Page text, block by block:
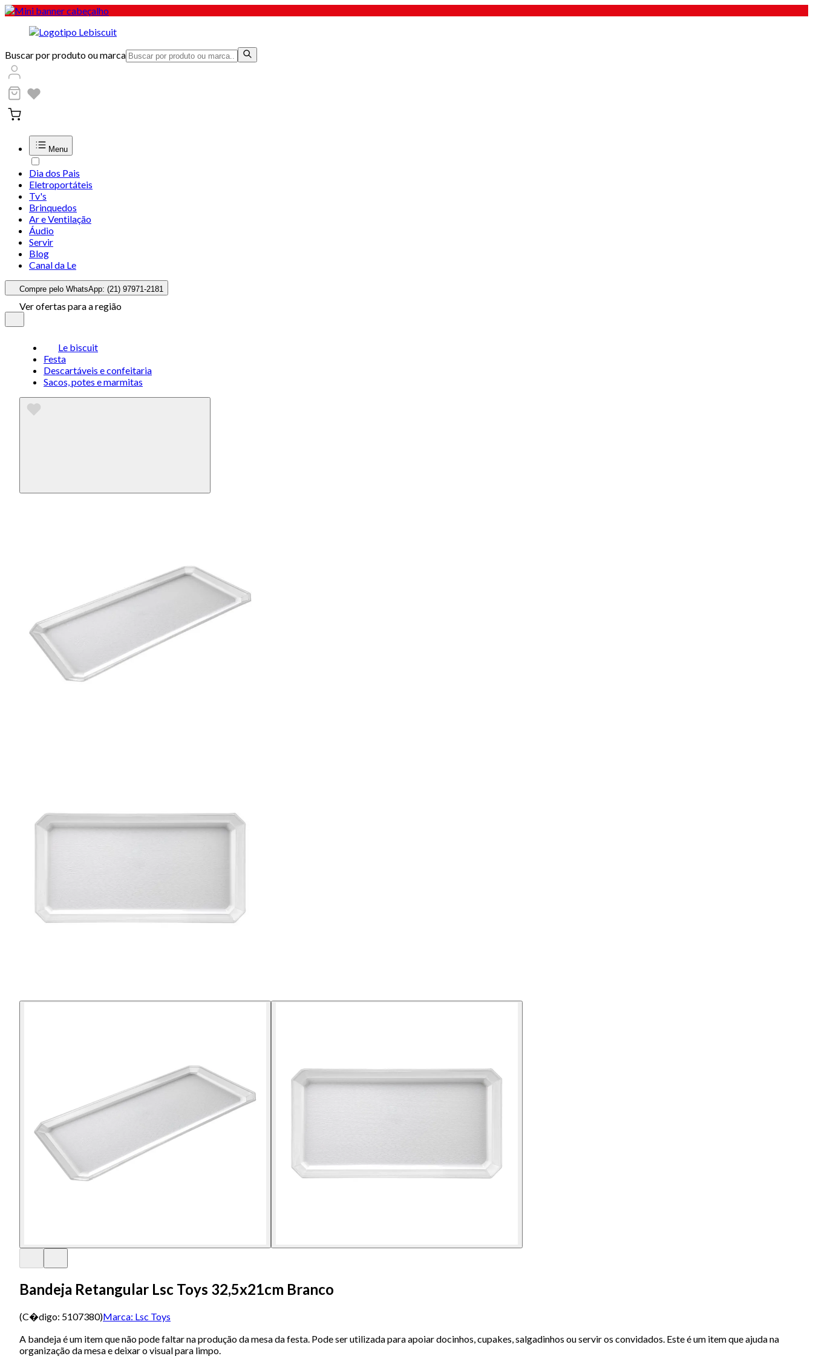
Buscar por produto ou marca
Menu
Dia dos Pais
Eletroportáteis
Tv's
Brinquedos
Ar e Ventilação
Áudio
Servir
Blog
Canal da Le
Compre pelo WhatsApp: (21) 97971-2181
Ver ofertas para a região
Le biscuit
Festa
Descartáveis e confeitaria
Sacos, potes e marmitas
Bandeja Retangular Lsc Toys 32,5x21cm Branco
(C�digo: 5107380)Marca: Lsc Toys
A bandeja é um item que não pode faltar na produção da mesa da festa. Pode ser utilizada para apoiar docinhos, cupakes, salgadinhos ou servir os convidados. Este é um item que ajuda na
organização da mesa e deixar o visual para limpo.